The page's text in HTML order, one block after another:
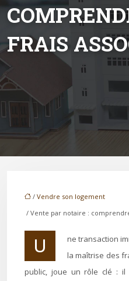
FRAIS
/ Vendre son logement
/ Vente par notaire :
Une transaction immobilière sécurisée passe par
la maîtrise des
public, joue un rôle clé : il